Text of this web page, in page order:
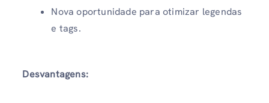
Nova oportunidade para otimizar legendas
e tags.
Desvantagens: